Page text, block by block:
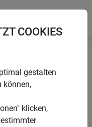
Tiere im Garten
COOKIES
gestalten
können,
klicken,